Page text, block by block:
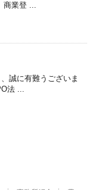
商業登 ...
誠に有難うございま
法 ...